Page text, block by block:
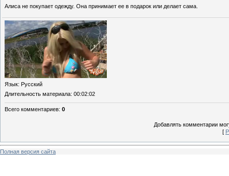
Алиса не покупает одежду. Она принимает ее в подарок или делает сама.
Язык: Русский
Длительность материала: 00:02:02
Всего комментариев: 0
Добавлять комментарии
[
Полная версия сайта